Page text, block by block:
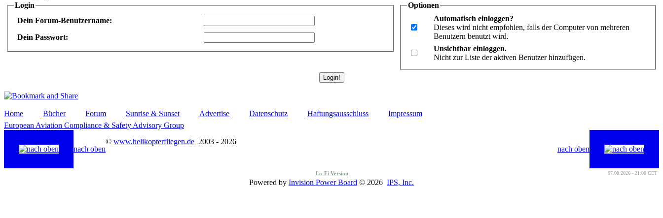
Login
Dein Forum-Benutzername:
Dein Passwort:
Optionen
Automatisch einloggen?
Dieses wird nicht empfohlen, falls der Computer von mehreren
Benutzern benutzt wird.
Unsichtbar einloggen.
Nicht zur Liste der aktiven Benutzer hinzufügen.
Home Bücher Forum Sunrise & Sunset Advertise Datenschutz Haftungsausschluss
Impressum
European Aviation Compliance & Safety Advisory Group
nach oben nach oben
© www.helikopterfliegen.de 2003 - 2026
Lo-Fi Version 07.08.2026 - 21:00 CET
Powered by Invision Power Board © 2026 IPS, Inc.